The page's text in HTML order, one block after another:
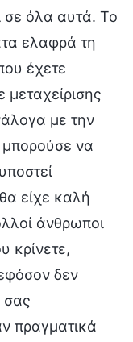
σε όλα αυτά. Το
ελαφρά τη
έχετε
μεταχείρισης
με την
μπορούσε να
είχε καλή
άνθρωποι
κρίνετε,
δεν
σας
πραγματικά